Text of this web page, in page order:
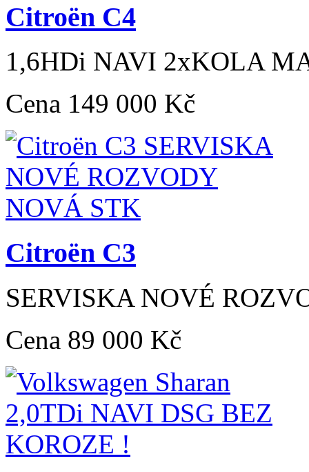
Citroën C4
1,6HDi NAVI 2xKOLA
Cena 149 000 Kč
Citroën C3
SERVISKA NOVÉ
Cena 89 000 Kč